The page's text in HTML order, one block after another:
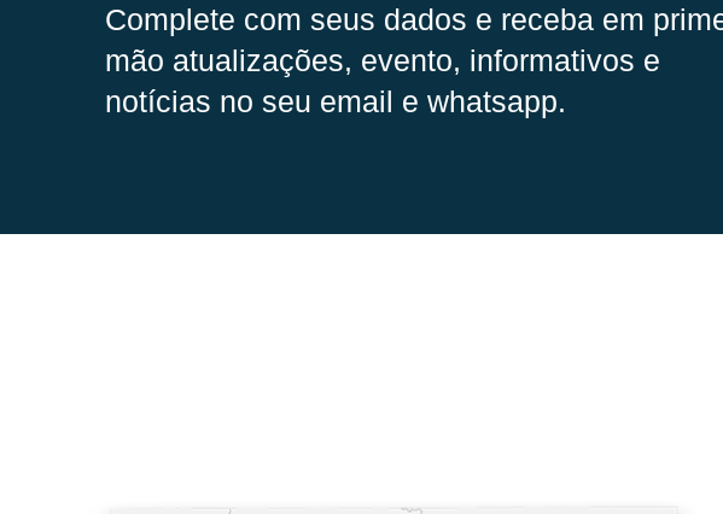
Complete com seus dados e receba em
mão atualizações, evento, informativos e
notícias no seu email e whatsapp.